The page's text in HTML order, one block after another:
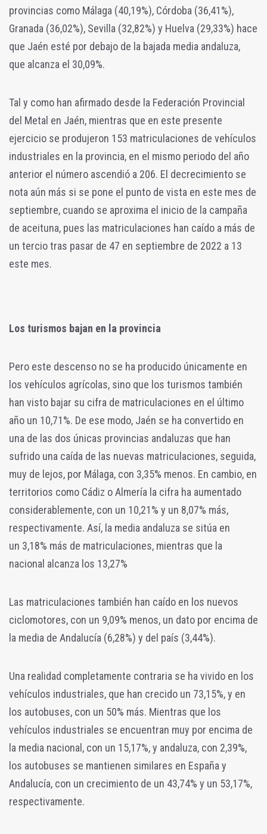
provincias como Málaga (40,19%), Córdoba (36,41%),
Granada (36,02%), Sevilla (32,82%) y Huelva (29,33%) hace
que Jaén esté por debajo de la bajada media andaluza,
que alcanza el 30,09%.
Tal y como han afirmado desde la Federación Provincial
del Metal en Jaén, mientras que en este presente
ejercicio se produjeron 153 matriculaciones de vehículos
industriales en la provincia, en el mismo periodo del año
anterior el número ascendió a 206. El decrecimiento se
nota aún más si se pone el punto de vista en este mes de
septiembre, cuando se aproxima el inicio de la campaña
de aceituna, pues las matriculaciones han caído a más de
un tercio tras pasar de 47 en septiembre de 2022 a 13
este mes.
Los turismos bajan en la provincia
Pero este descenso no se ha producido únicamente en
los vehículos agrícolas, sino que los turismos también
han visto bajar su cifra de matriculaciones en el último
año un 10,71%. De ese modo, Jaén se ha convertido en
una de las dos únicas provincias andaluzas que han
sufrido una caída de las nuevas matriculaciones, seguida,
muy de lejos, por Málaga, con 3,35% menos. En cambio, en
territorios como Cádiz o Almería la cifra ha aumentado
considerablemente, con un 10,21% y un 8,07% más,
respectivamente. Así, la media andaluza se sitúa en
un 3,18% más de matriculaciones, mientras que la
nacional alcanza los 13,27%
Las matriculaciones también han caído en los nuevos
ciclomotores, con un 9,09% menos, un dato por encima de
la media de Andalucía (6,28%) y del país (3,44%).
Una realidad completamente contraria se ha vivido en los
vehículos industriales, que han crecido un 73,15%, y en
los autobuses, con un 50% más. Mientras que los
vehículos industriales se encuentran muy por encima de
la media nacional, con un 15,17%, y andaluza, con 2,39%,
los autobuses se mantienen similares en España y
Andalucía, con un crecimiento de un 43,74% y un 53,17%,
respectivamente.